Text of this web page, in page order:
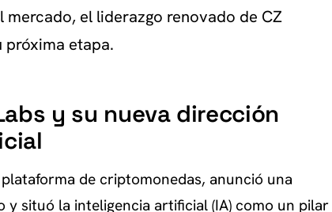
el liderazgo renovado de CZ
próxima etapa.
y su nueva dirección
de criptomonedas, anunció una
situó la inteligencia artificial (IA) como un pilar